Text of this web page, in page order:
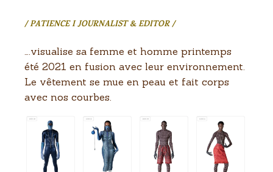
/ PATIENCE I JOURNALIST & EDITOR /
….visualise sa femme et homme printemps
été 2021 en fusion avec leur environnement.
Le vêtement se mue en peau et fait corps
avec nos courbes.